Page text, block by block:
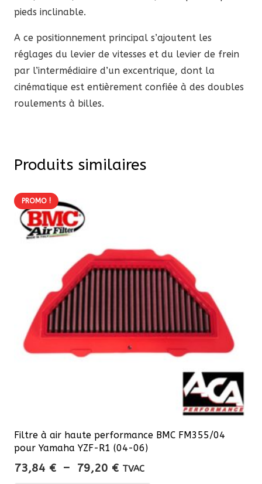
pieds inclinable.
A ce positionnement principal s’ajoutent les
réglages du levier de vitesses et du levier de frein
par l’intermédiaire d’un excentrique, dont la
cinématique est entièrement confiée à des doubles
roulements à billes.
Produits similaires
PROMO !
Filtre à air haute performance BMC FM355/04
pour Yamaha YZF-R1 (04-06)
73,84 € – 79,20 €Plage
TVAC